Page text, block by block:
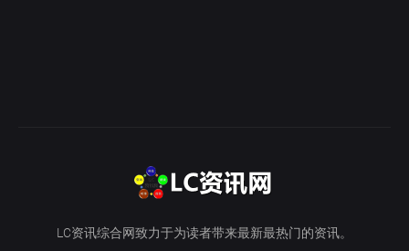
LC资讯综合网致力于为读者带来最新最热门的资讯。